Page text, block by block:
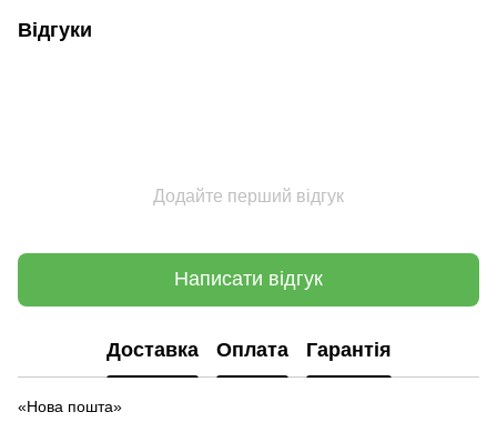
Відгуки
Додайте перший відгук
Написати відгук
Доставка Оплата Гарантія
«Нова пошта»